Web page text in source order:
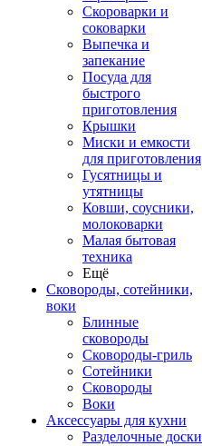
Скороварки и
соковарки
Выпечка и
запекание
Посуда для
быстрого
приготовления
Крышки
Миски и емкости
для приготовления
Гусятницы и
утятницы
Ковши, соусники,
молоковарки
Малая бытовая
техника
Ещё
Сковороды, сотейники,
воки
Блинные
сковороды
Сковороды-гриль
Сотейники
Сковороды
Воки
Аксессуары для кухни
Разделочные доски